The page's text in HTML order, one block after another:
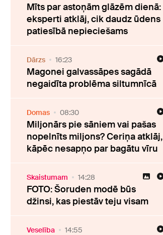
Mīts par astoņām glāzēm dienā:
eksperti atklāj, cik daudz ūdens
patiesībā nepieciešams
Dārzs 16:23
Magonei galvassāpes sagādā
negaidīta problēma siltumnīcā
Domas 08:30
Miljonārs pie sāniem vai pašas
nopelnīts miljons? Ceriņa atklāj,
kāpēc nesapņo par bagātu vīru
Skaistumam 14:28
FOTO: Šoruden modē būs
džinsi, kas piestāv teju visam
Veselība 14:55